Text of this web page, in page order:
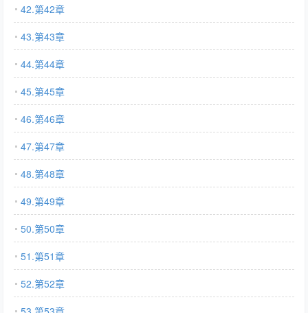
42.第42章
43.第43章
44.第44章
45.第45章
46.第46章
47.第47章
48.第48章
49.第49章
50.第50章
51.第51章
52.第52章